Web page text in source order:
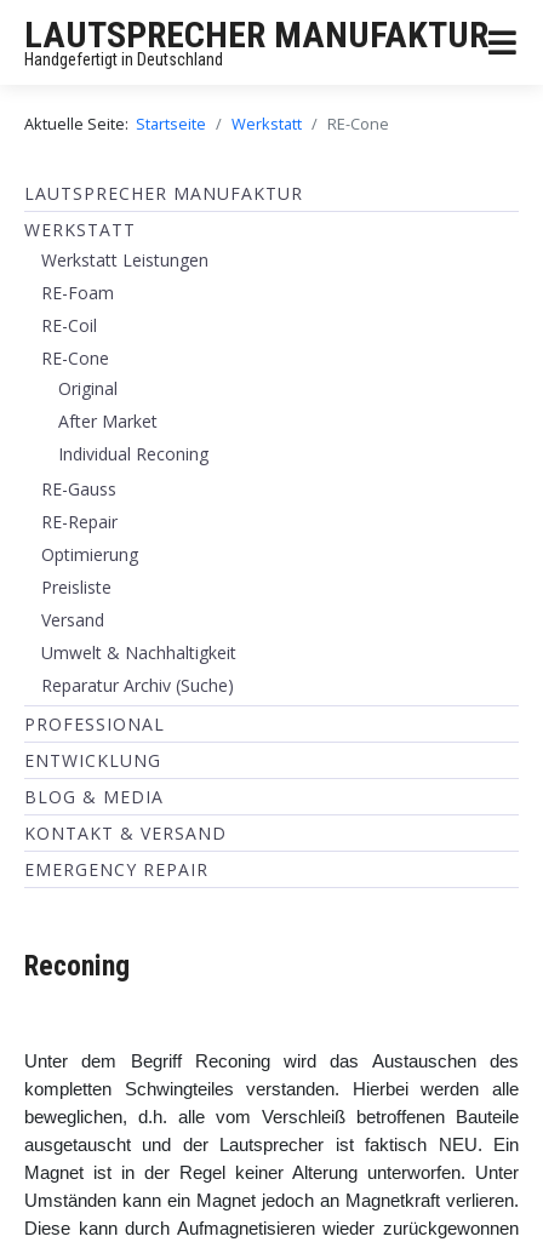
LAUTSPRECHER MANUFAKTUR
Handgefertigt in Deutschland
Aktuelle Seite: Startseite Werkstatt RE-Cone
LAUTSPRECHER MANUFAKTUR
WERKSTATT
Werkstatt Leistungen
RE-Foam
RE-Coil
RE-Cone
Original
After Market
Individual Reconing
RE-Gauss
RE-Repair
Optimierung
Preisliste
Versand
Umwelt & Nachhaltigkeit
Reparatur Archiv (Suche)
PROFESSIONAL
ENTWICKLUNG
BLOG & MEDIA
KONTAKT & VERSAND
EMERGENCY REPAIR
Reconing
Unter dem Begriff Reconing wird das Austauschen des
kompletten Schwingteiles verstanden. Hierbei werden alle
beweglichen, d.h. alle vom Verschleiß betroffenen Bauteile
ausgetauscht und der Lautsprecher ist faktisch NEU. Ein
Magnet ist in der Regel keiner Alterung unterworfen. Unter
Umständen kann ein Magnet jedoch an Magnetkraft verlieren.
Diese kann durch Aufmagnetisieren wieder zurückgewonnen